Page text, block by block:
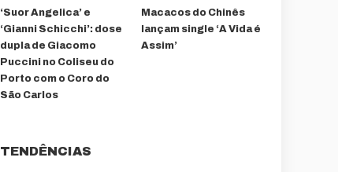
‘Suor Angelica’ e
‘Gianni Schicchi’: dose
dupla de Giacomo
Puccini no Coliseu do
Porto com o Coro do
São Carlos
Macacos do Chinês
lançam single ‘A Vida é
Assim’
TENDÊNCIAS